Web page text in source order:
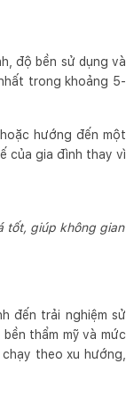
độ bền sử dụng và
trong khoảng 5-
hướng đến một
của gia đình thay vì
tốt, giúp không gian
đến trải nghiệm sử
thẩm mỹ và mức
theo xu hướng,